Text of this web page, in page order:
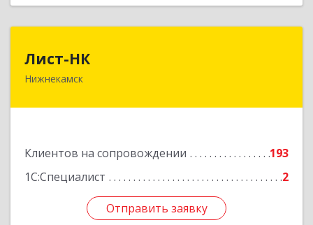
Лист-НК
Нижнекамск
Клиентов на сопровождении
193
1С:Специалист
2
Отправить заявку
423585, Татарстан Респ, Нижнекамский р-н,
Отправить заявку